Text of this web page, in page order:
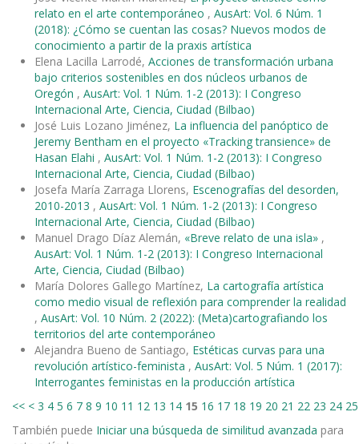
relato en el arte contemporáneo , AusArt: Vol. 6 Núm. 1
(2018): ¿Cómo se cuentan las cosas? Nuevos modos de
conocimiento a partir de la praxis artística
Elena Lacilla Larrodé, Acciones de transformación urbana
bajo criterios sostenibles en dos núcleos urbanos de
Oregón , AusArt: Vol. 1 Núm. 1-2 (2013): I Congreso
Internacional Arte, Ciencia, Ciudad (Bilbao)
José Luis Lozano Jiménez, La influencia del panóptico de
Jeremy Bentham en el proyecto «Tracking transience» de
Hasan Elahi , AusArt: Vol. 1 Núm. 1-2 (2013): I Congreso
Internacional Arte, Ciencia, Ciudad (Bilbao)
Josefa María Zarraga Llorens, Escenografías del desorden,
2010-2013 , AusArt: Vol. 1 Núm. 1-2 (2013): I Congreso
Internacional Arte, Ciencia, Ciudad (Bilbao)
Manuel Drago Díaz Alemán, «Breve relato de una isla» ,
AusArt: Vol. 1 Núm. 1-2 (2013): I Congreso Internacional
Arte, Ciencia, Ciudad (Bilbao)
María Dolores Gallego Martínez, La cartografía artística
como medio visual de reflexión para comprender la realidad
, AusArt: Vol. 10 Núm. 2 (2022): (Meta)cartografiando los
territorios del arte contemporáneo
Alejandra Bueno de Santiago, Estéticas curvas para una
revolución artístico-feminista , AusArt: Vol. 5 Núm. 1 (2017):
Interrogantes feministas en la producción artística
<< < 3 4 5 6 7 8 9 10 11 12 13 14 15 16 17 18 19 20 21 22 23 24 25
También puede Iniciar una búsqueda de similitud avanzada para